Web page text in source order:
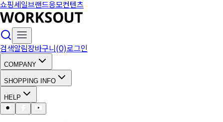
쇼핑세일브랜드응모컨텐츠
검색알림장바구니(0)로그인
COMPANY
SHOPPING INFO
HELP